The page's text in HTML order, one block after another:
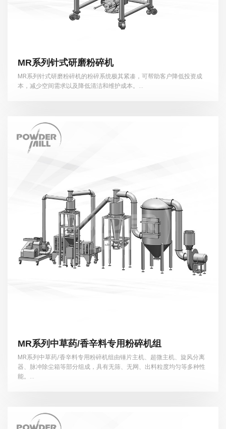
MR系列针式研磨粉碎机
MR系列针式研磨粉碎机的粉碎系统极其紧凑，可帮助客户降低投资成
本，减少空间需求以及降低清洁和维护成本。...
MR系列中草药/香辛料专用粉碎机组
MR系列中草药/香辛料专用粉碎机组由锤片主机、超微主机、旋风分离
器、脉冲除尘箱等部分组成，具有无筛、无网、出料粒度均匀等多种性
能。...